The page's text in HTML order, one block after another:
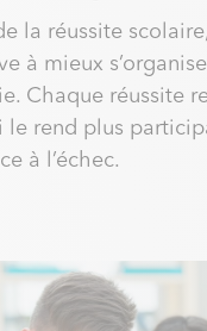
la réussite
à mieux
Chaque réussite
le rend plus
à l’échec.